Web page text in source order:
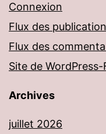
Connexion
Flux des
Flux des
Site de WordPress-
Archives
juillet 2026